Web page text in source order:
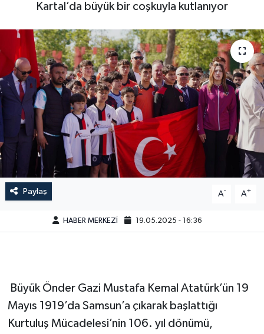
Kartal’da büyük bir coşkuyla kutlanıyor
Paylaş A- A+
HABER MERKEZİ 19.05.2025 - 16:36
Büyük Önder Gazi Mustafa Kemal Atatürk’ün 19
Mayıs 1919’da Samsun’a çıkarak başlattığı
Kurtuluş Mücadelesi’nin 106. yıl dönümü,